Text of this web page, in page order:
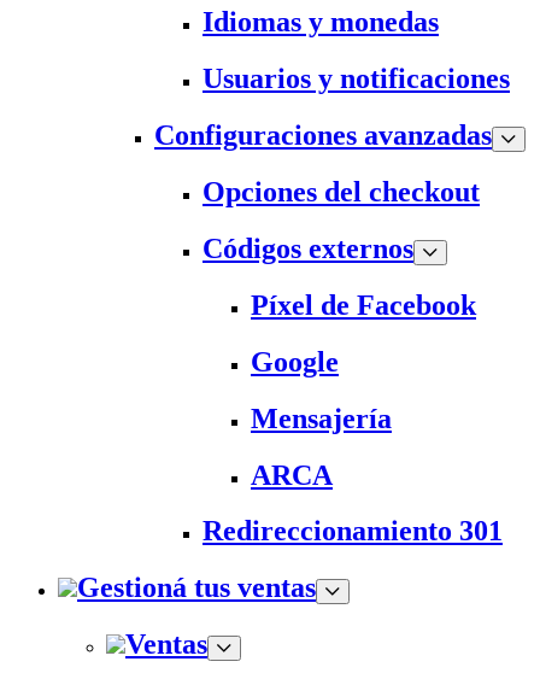
Idiomas y monedas
Usuarios y notificaciones
Configuraciones avanzadas
Opciones del checkout
Códigos externos
Píxel de Facebook
Google
Mensajería
ARCA
Redireccionamiento 301
Gestioná tus ventas
Ventas